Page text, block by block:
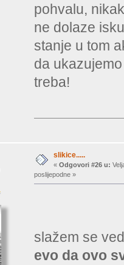
pohvalu,
ne dolaze
stanje u tom
da
treba!
slikice.....
« Odgovori #26 u:
poslijepodne »
slažem se
evo da ovo